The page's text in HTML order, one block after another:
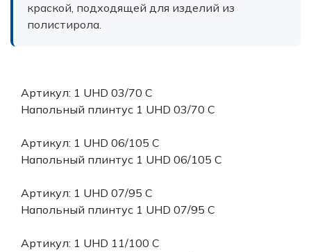
краской, подходящей для изделий из
полистирола.
Артикул: 1 UHD 03/70 C
Напольный плинтус 1 UHD 03/70 C
Артикул: 1 UHD 06/105 С
Напольный плинтус 1 UHD 06/105 С
Артикул: 1 UHD 07/95 C
Напольный плинтус 1 UHD 07/95 C
Артикул: 1 UHD 11/100 С